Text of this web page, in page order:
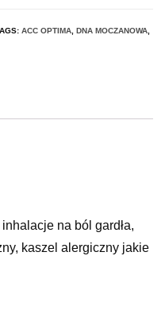
ACC OPTIMA DNA MOCZANOWA
na ból gardła,
kaszel alergiczny jakie